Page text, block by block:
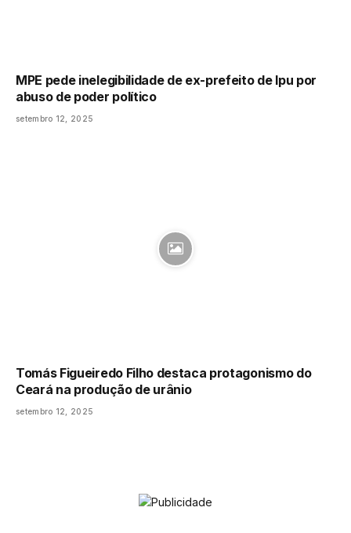
MPE pede inelegibilidade de ex-prefeito de Ipu por
abuso de poder político
setembro 12, 2025
Tomás Figueiredo Filho destaca protagonismo do
Ceará na produção de urânio
setembro 12, 2025